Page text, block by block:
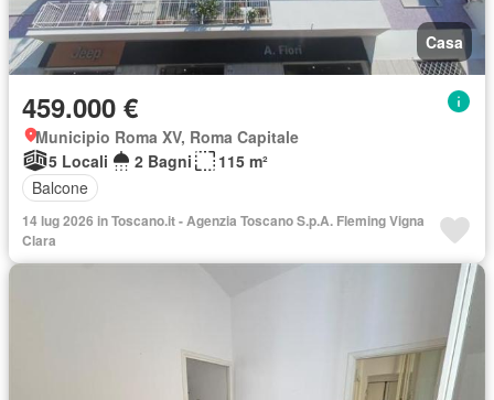
Casa
459.000 €
Municipio Roma XV, Roma Capitale
5 Locali
2 Bagni
115 m²
Balcone
14 lug 2026 in Toscano.it - Agenzia Toscano S.p.A. Fleming Vigna
Clara